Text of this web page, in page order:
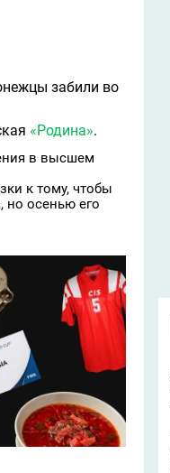
забили во
«Родина».
в высшем
к тому, чтобы
но осенью его